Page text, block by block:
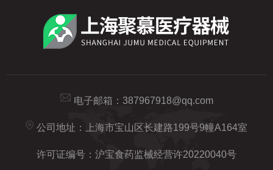
电子邮箱： 387967918@qq.com
公司地址：上海市宝山区长建路199号9幢A164室
许可证编号：沪宝食药监械经营许20220040号